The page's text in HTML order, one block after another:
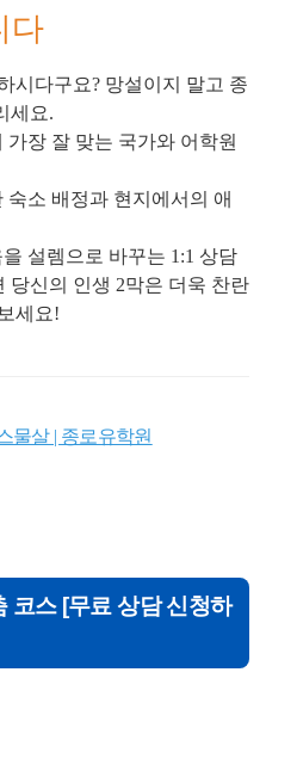
다
시다구요? 망설이지 말고 종
세요.
가장 잘 맞는 국가와 어학원
숙소 배정과 현지에서의 애
설렘으로 바꾸는 1:1 상담
당신의 인생 2막은 더욱 찬란
세요!
물살 | 종로유학원
코스 [무료 상담 신청하